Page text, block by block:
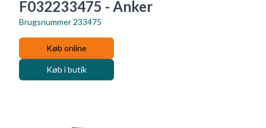
F032233475 - Anker
Brugsnummer 233475
Køb online
Køb i butik